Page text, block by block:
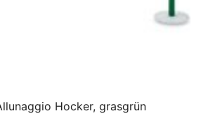
Hocker, grasgrün